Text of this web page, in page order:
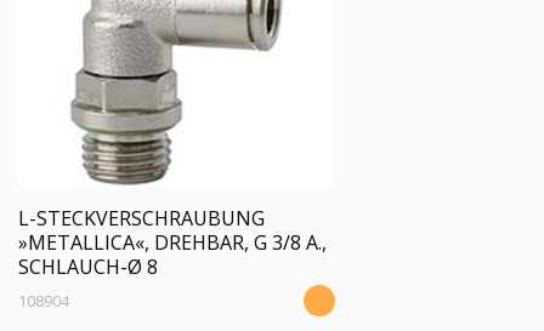
L-STECKVERSCHRAUBUNG
»METALLICA«, DREHBAR, G 3/8 A.,
SCHLAUCH-Ø 8
108904